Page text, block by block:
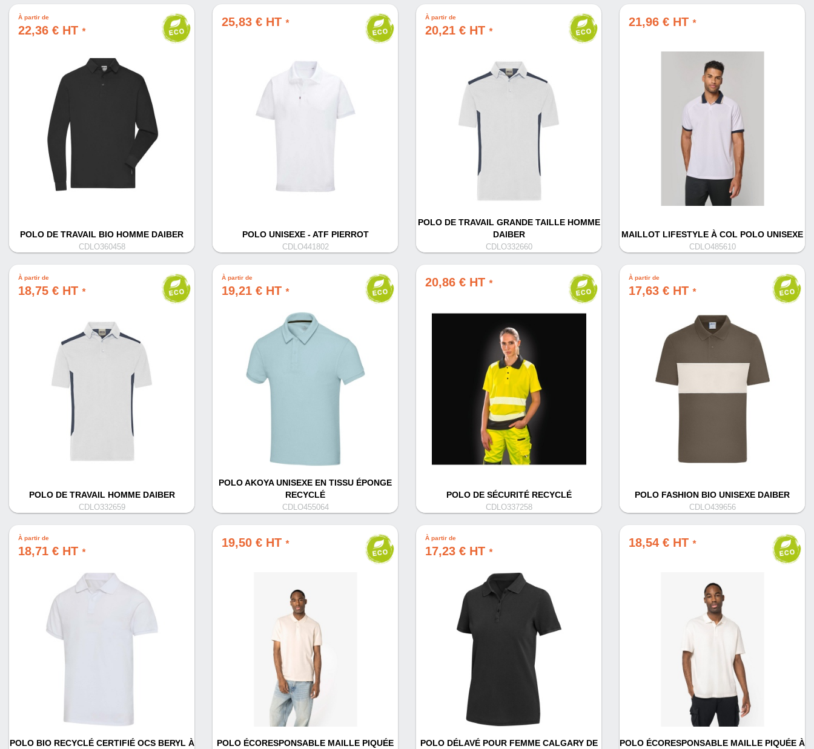
À partir de
22,36 € HT *
POLO DE TRAVAIL BIO HOMME DAIBER
CDLO360458
25,83 € HT *
POLO UNISEXE - ATF PIERROT
CDLO441802
À partir de
20,21 € HT *
POLO DE TRAVAIL GRANDE TAILLE HOMME
DAIBER
CDLO332660
21,96 € HT *
MAILLOT LIFESTYLE À COL POLO UNISEXE
CDLO485610
À partir de
18,75 € HT *
POLO DE TRAVAIL HOMME DAIBER
CDLO332659
À partir de
19,21 € HT *
POLO AKOYA UNISEXE EN TISSU ÉPONGE
RECYCLÉ
CDLO455064
20,86 € HT *
POLO DE SÉCURITÉ RECYCLÉ
CDLO337258
À partir de
17,63 € HT *
POLO FASHION BIO UNISEXE DAIBER
CDLO439656
À partir de
18,71 € HT *
POLO BIO RECYCLÉ CERTIFIÉ OCS BERYL À
19,50 € HT *
POLO ÉCORESPONSABLE MAILLE PIQUÉE
À partir de
17,23 € HT *
POLO DÉLAVÉ POUR FEMME CALGARY DE
18,54 € HT *
POLO ÉCORESPONSABLE MAILLE PIQUÉE À